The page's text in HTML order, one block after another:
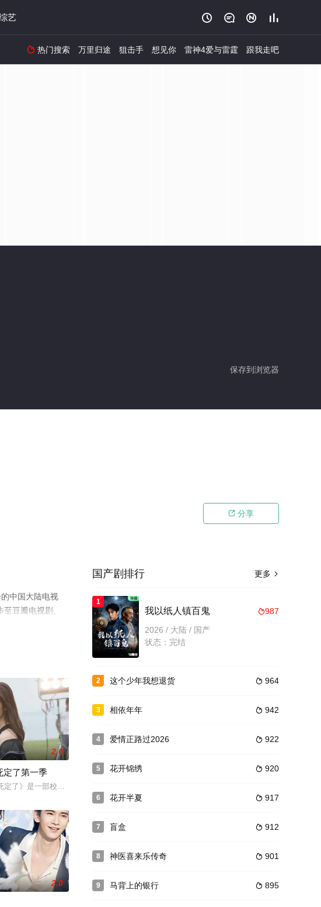
艺    
 热门搜索 万里归途 狙击手 想见你 雷神4爱与雷霆 跟我走吧
保存到浏览器
 分享
中国大陆电视
豆瓣电视剧、
将小军送到了工人甘梨花
bug，时不时眩晕，为了活下来，她和“碰瓷”自己的病
2.0
定了第一季
定了》是一部校园、青春、时尚网剧。该剧主要讲述优等生张静美转校来到顶级精英学府——
2.0
更多 
国产剧排行
1
987
我以纸人镇百鬼
2026 / 大陆 / 国产
状态：完结
2  964
这个少年我想退货
3  942
相依年年
4  922
爱情正路过2026
5  920
花开锦绣
6  917
花开半夏
7  912
盲盒
8  901
神医喜来乐传奇
9  895
马背上的银行